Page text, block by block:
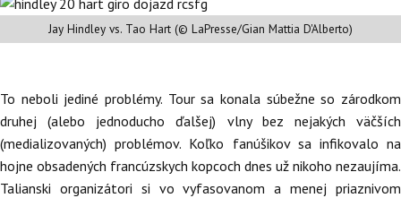
Jay Hindley vs. Tao Hart (© LaPresse/Gian Mattia D'Alberto)
To neboli jediné problémy. Tour sa konala súbežne so zárodkom
druhej (alebo jednoducho ďalšej) vlny bez nejakých väčších
(medializovaných) problémov. Koľko fanúšikov sa infikovalo na
hojne obsadených francúzskych kopcoch dnes už nikoho nezaujíma.
Talianski organizátori si vo vyfasovanom a menej priaznivom